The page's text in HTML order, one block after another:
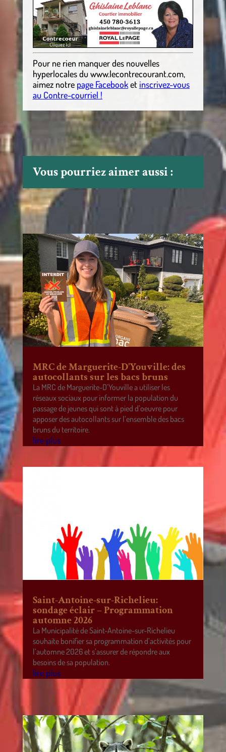
Pour ne rien manquer des nouvelles
hyperlocalesdu www.lecontrecourant.com,
aimez notre page Facebooket inscrivez-vous
au Contre-courriel !
Vous pourriez aimer aussi :
MRC de Marguerite-D’Youville: des
autocollants sur les bacs bruns
La MRC de Marguerite-D’Youville a utiliser les
réseaux sociaux pour informer la population du
passage de jeunes qui sont à pied d’oeuvre pour
apposer des autocollants sur l’ensemble des bacs
bruns du territoire.
lire plus
Saint-Antoine-sur-Richelieu:
sondage éclair – Programmation
automne 2026
La Municipalité de Saint-Antoine-sur-Richelieu
souhaite bonifier sa programmation d’activités pour
l’automne 2026 et s’assurer de répondre aux
besoins de sa population.
lire plus